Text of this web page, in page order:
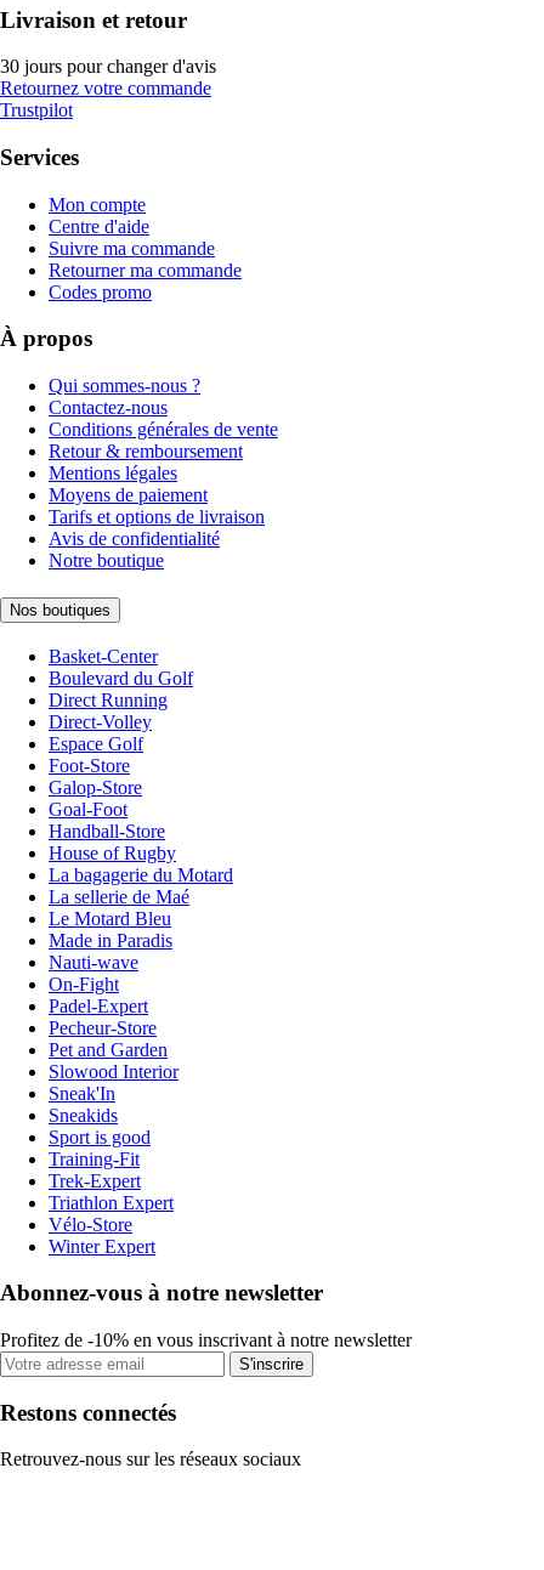
Livraison et retour
30 jours pour changer d'avis
Retournez votre commande
Trustpilot
Services
Mon compte
Centre d'aide
Suivre ma commande
Retourner ma commande
Codes promo
À propos
Qui sommes-nous ?
Contactez-nous
Conditions générales de vente
Retour & remboursement
Mentions légales
Moyens de paiement
Tarifs et options de livraison
Avis de confidentialité
Notre boutique
Nos boutiques
Basket-Center
Boulevard du Golf
Direct Running
Direct-Volley
Espace Golf
Foot-Store
Galop-Store
Goal-Foot
Handball-Store
House of Rugby
La bagagerie du Motard
La sellerie de Maé
Le Motard Bleu
Made in Paradis
Nauti-wave
On-Fight
Padel-Expert
Pecheur-Store
Pet and Garden
Slowood Interior
Sneak'In
Sneakids
Sport is good
Training-Fit
Trek-Expert
Triathlon Expert
Vélo-Store
Winter Expert
Abonnez-vous à notre newsletter
Profitez de -10% en vous inscrivant à notre newsletter
S'inscrire
Restons connectés
Retrouvez-nous sur les réseaux sociaux